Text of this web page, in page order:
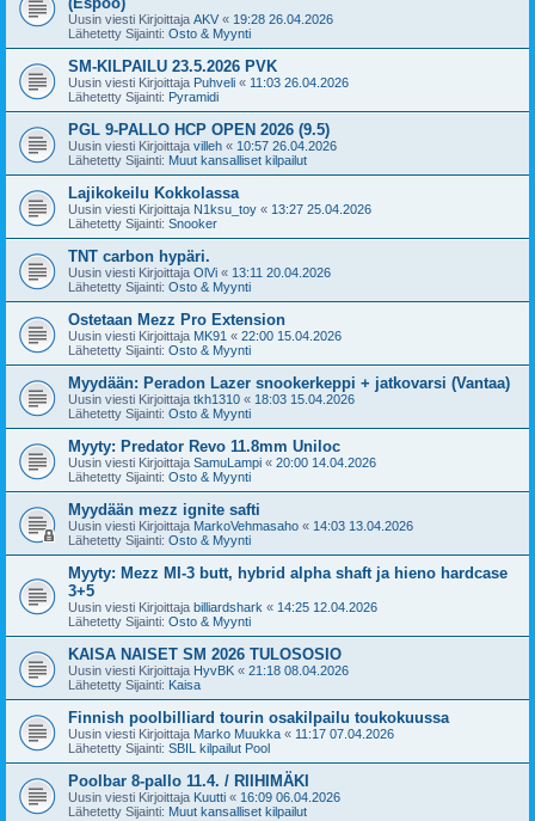
Uusin viesti Kirjoittaja AKV « 19:28 26.04.2026
Lähetetty Sijainti: Osto & Myynti
SM-KILPAILU 23.5.2026 PVK
Uusin viesti Kirjoittaja Puhveli « 11:03 26.04.2026
Lähetetty Sijainti: Pyramidi
PGL 9-PALLO HCP OPEN 2026 (9.5)
Uusin viesti Kirjoittaja villeh « 10:57 26.04.2026
Lähetetty Sijainti: Muut kansalliset kilpailut
Lajikokeilu Kokkolassa
Uusin viesti Kirjoittaja N1ksu_toy « 13:27 25.04.2026
Lähetetty Sijainti: Snooker
TNT carbon hypäri.
Uusin viesti Kirjoittaja OlVi « 13:11 20.04.2026
Lähetetty Sijainti: Osto & Myynti
Ostetaan Mezz Pro Extension
Uusin viesti Kirjoittaja MK91 « 22:00 15.04.2026
Lähetetty Sijainti: Osto & Myynti
Myydään: Peradon Lazer snookerkeppi + jatkovarsi (Vantaa)
Uusin viesti Kirjoittaja tkh1310 « 18:03 15.04.2026
Lähetetty Sijainti: Osto & Myynti
Myyty: Predator Revo 11.8mm Uniloc
Uusin viesti Kirjoittaja SamuLampi « 20:00 14.04.2026
Lähetetty Sijainti: Osto & Myynti
Myydään mezz ignite safti
Uusin viesti Kirjoittaja MarkoVehmasaho « 14:03 13.04.2026
Lähetetty Sijainti: Osto & Myynti
Myyty: Mezz MI-3 butt, hybrid alpha shaft ja hieno hardcase
3+5
Uusin viesti Kirjoittaja billiardshark « 14:25 12.04.2026
Lähetetty Sijainti: Osto & Myynti
KAISA NAISET SM 2026 TULOSOSIO
Uusin viesti Kirjoittaja HyvBK « 21:18 08.04.2026
Lähetetty Sijainti: Kaisa
Finnish poolbilliard tourin osakilpailu toukokuussa
Uusin viesti Kirjoittaja Marko Muukka « 11:17 07.04.2026
Lähetetty Sijainti: SBIL kilpailut Pool
Poolbar 8-pallo 11.4. / RIIHIMÄKI
Uusin viesti Kirjoittaja Kuutti « 16:09 06.04.2026
Lähetetty Sijainti: Muut kansalliset kilpailut